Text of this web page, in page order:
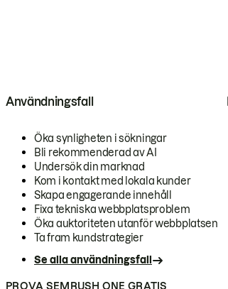
Användningsfall
Öka synligheten i sökningar
Bli rekommenderad av AI
Undersök din marknad
Kom i kontakt med lokala kunder
Skapa engagerande innehåll
Fixa tekniska webbplatsproblem
Öka auktoriteten utanför webbplatsen
Ta fram kundstrategier
Se alla användningsfall
PROVA SEMRUSH ONE GRATIS